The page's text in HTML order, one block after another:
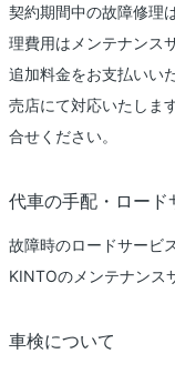
契約期間中の故障修理
理費用はメンテナンス
追加料金をお支払いい
売店にて対応いたしま
合せください。
代車の手配・ロード
故障時のロードサービ
KINTOのメンテナンス
車検について